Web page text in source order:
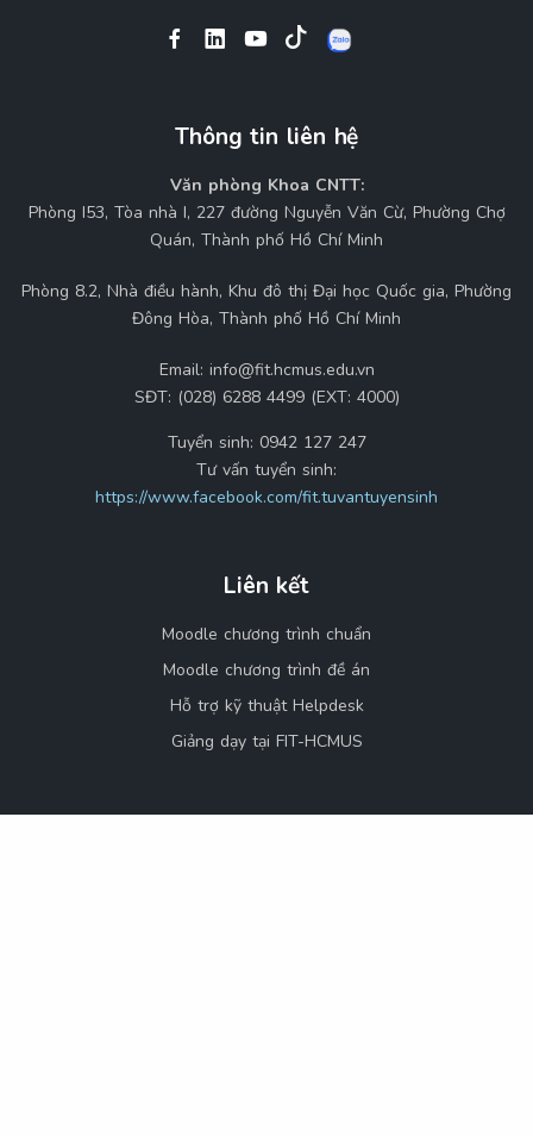
Thông tin liên hệ
Văn phòng Khoa CNTT:
Phòng I53, Tòa nhà I, 227 đường Nguyễn Văn Cừ, Phường Chợ
Quán, Thành phố Hồ Chí Minh
Phòng 8.2, Nhà điều hành, Khu đô thị Đại học Quốc gia, Phường
Đông Hòa, Thành phố Hồ Chí Minh
Email: info@fit.hcmus.edu.vn
SĐT: (028) 6288 4499 (EXT: 4000)
Tuyển sinh: 0942 127 247
Tư vấn tuyển sinh:
https://www.facebook.com/fit.tuvantuyensinh
Liên kết
Moodle chương trình chuẩn
Moodle chương trình đề án
Hỗ trợ kỹ thuật Helpdesk
Giảng dạy tại FIT-HCMUS